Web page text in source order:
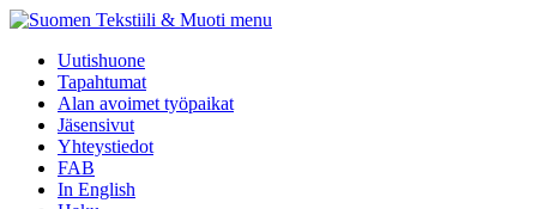
menu
Uutishuone
Tapahtumat
Alan avoimet työpaikat
Jäsensivut
Yhteystiedot
FAB
In English